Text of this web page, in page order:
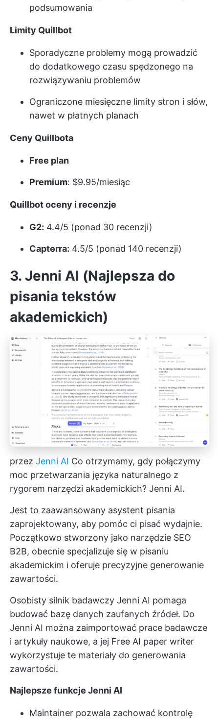
podsumowania
Limity Quillbot
Sporadyczne problemy mogą prowadzić
do dodatkowego czasu spędzonego na
rozwiązywaniu problemów
Ograniczone miesięczne limity stron i słów,
nawet w płatnych planach
Ceny Quillbota
Free plan
Premium: $9.95/miesiąc
Quillbot oceny i recenzje
G2: 4.4/5 (ponad 30 recenzji)
Capterra: 4.5/5 (ponad 140 recenzji)
3. Jenni AI (Najlepsza do
pisania tekstów
akademickich)
przez Jenni AI Co otrzymamy, gdy połączymy
moc przetwarzania języka naturalnego z
rygorem narzędzi akademickich? Jenni AI.
Jest to zaawansowany asystent pisania
zaprojektowany, aby pomóc ci pisać wydajnie.
Początkowo stworzony jako narzędzie SEO
B2B, obecnie specjalizuje się w pisaniu
akademickim i oferuje precyzyjne generowanie
zawartości.
Osobisty silnik badawczy Jenni AI pomaga
budować bazę danych zaufanych źródeł. Do
Jenni AI można zaimportować prace badawcze
i artykuły naukowe, a jej Free AI paper writer
wykorzystuje te materiały do generowania
zawartości.
Najlepsze funkcje Jenni AI
Maintainer pozwala zachować kontrolę